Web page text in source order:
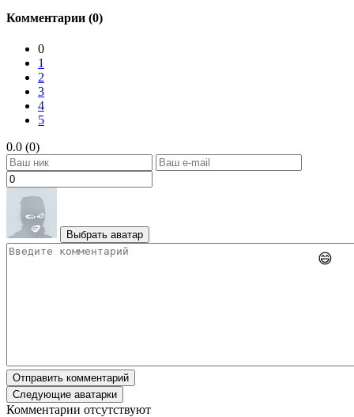
Комментарии (0)
0
1
2
3
4
5
0.0 (0)
Выбрать аватар
😄
Отправить комментарий
Следующие аватарки
Комментарии отсутствуют